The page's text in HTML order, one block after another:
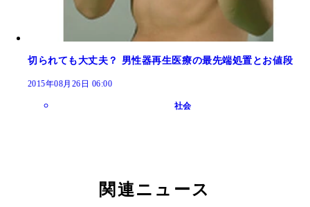
切られても大丈夫？ 男性器再生医療の最先端処置とお値段
2015年08月26日 06:00
社会
関連ニュース